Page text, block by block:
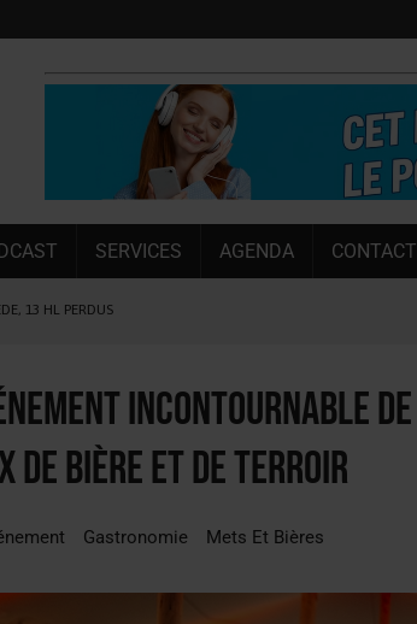
SERVICES AGENDA CONTACT
13 HL PERDUS
DE 50 %
LE MARCHÉ [ÉTUDE]
incontournable de
de bière et de terroir
Gastronomie
Mets Et Bières